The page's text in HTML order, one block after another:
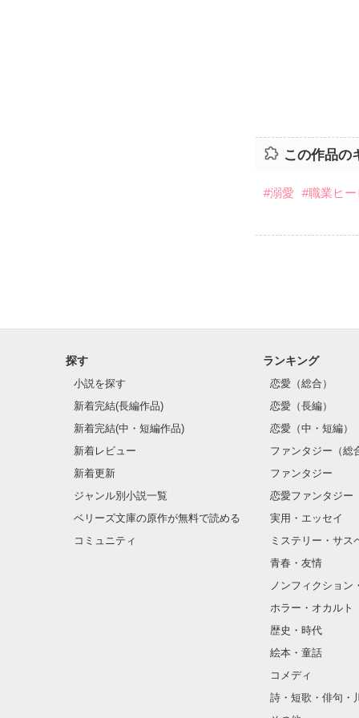
この作品の
#溺愛 #職業ヒー
探す
小説を探す
新着完結(長編作品)
新着完結(中・短編作品)
新着レビュー
新着更新
ジャンル別小説一覧
ベリーズ文庫の原作が無料で読める
コミュニティ
ランキング
恋愛（総合）
恋愛（長編）
恋愛（中・短編）
ファンタジー（総
ファンタジー
恋愛ファンタジー
実用・エッセイ
ミステリー・サス
青春・友情
ノンフィクション
ホラー・オカルト
歴史・時代
絵本・童話
コメディ
詩・短歌・俳句・